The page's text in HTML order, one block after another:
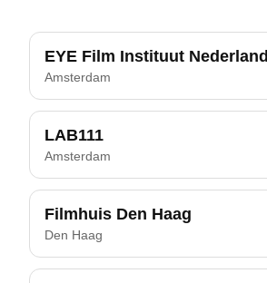
EYE Film Instituut Nederland
Amsterdam
LAB111
Amsterdam
Filmhuis Den Haag
Den Haag